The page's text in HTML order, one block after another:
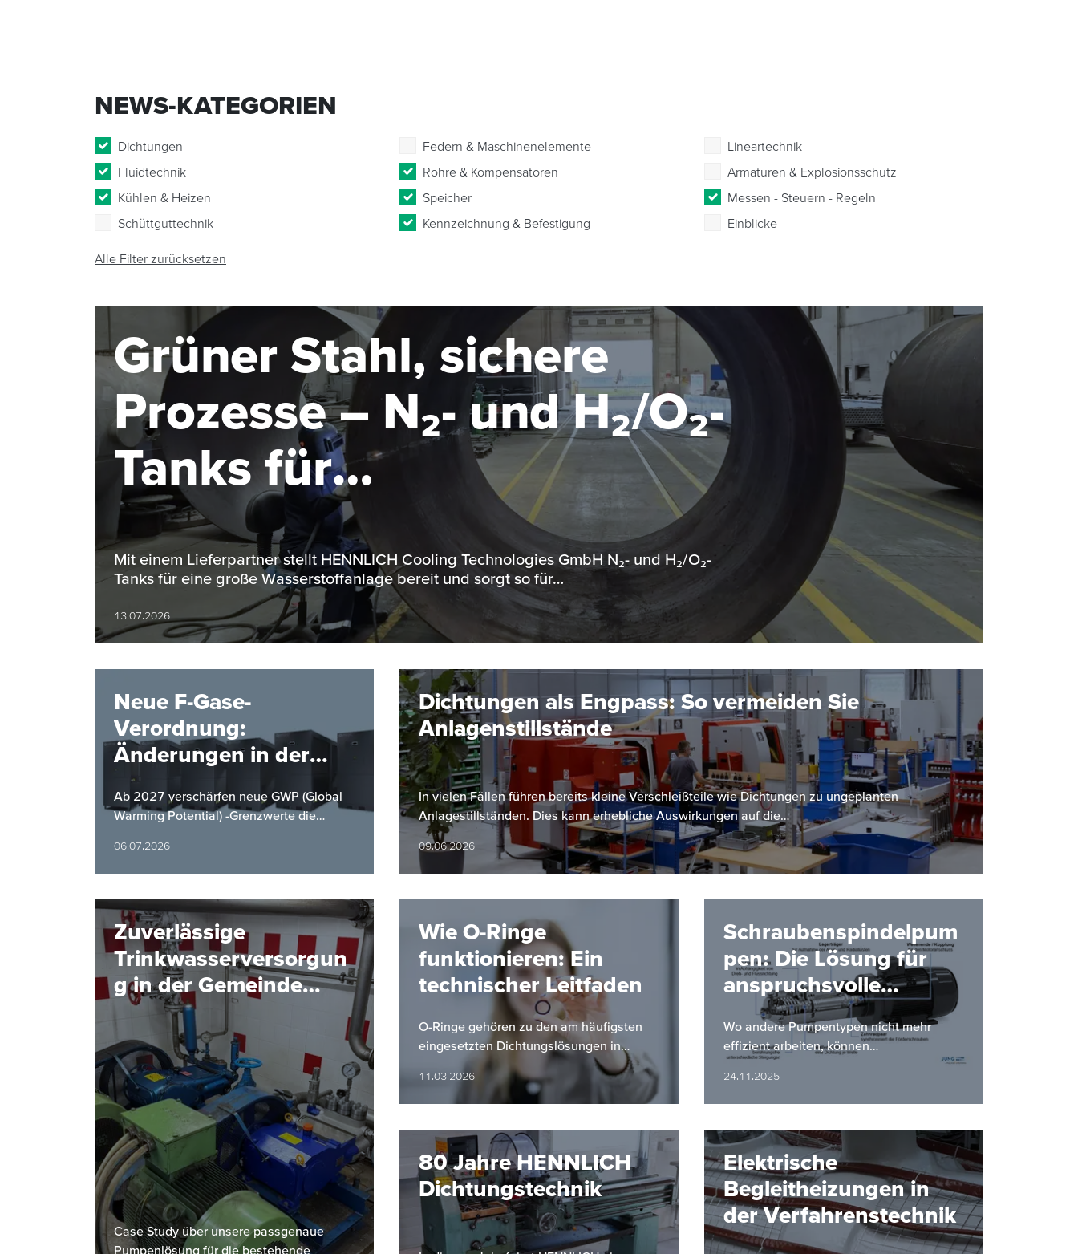
NEWS-KATEGORIEN
Dichtungen Federn & Maschinenelemente
Lineartechnik
Fluidtechnik
Rohre & Kompensatoren
Armaturen & Explosionsschutz
Kühlen & Heizen
Speicher
Messen - Steuern - Regeln
Schüttguttechnik
Kennzeichnung & Befestigung Einblicke
Alle Filter zurücksetzen
Grüner Stahl, sichere
Prozesse – N₂- und H₂/O₂-
Tanks für
Elektrolyseanlage im MW-
Bereich
Mit einem Lieferpartner stellt HENNLICH Cooling Technologies GmbH N₂- und H₂/O₂-
Tanks für eine große Wasserstoffanlage bereit und sorgt so für…
13.07.2026
Neue F-Gase-
Verordnung:
Änderungen in der
Kältemittelverordnung
ab 2027
Ab 2027 verschärfen neue GWP (Global
Warming Potential) -Grenzwerte die
HYFRA bietet mit einer neuen Baureihe
eine…
06.07.2026
Dichtungen als Engpass: So vermeiden Sie
Anlagenstillstände
In vielen Fällen führen bereits kleine Verschleißteile wie Dichtungen zu ungeplanten
Anlagestillständen. Dies kann erhebliche Auswirkungen auf die…
09.06.2026
Zuverlässige
Trinkwasserversorgun
g in der Gemeinde
Hinterstoder
Case Study über unsere passgenaue
Pumpenlösung für die bestehende
Wie O-Ringe
funktionieren: Ein
technischer Leitfaden
O-Ringe gehören zu den am häufigsten
eingesetzten Dichtungslösungen in
industriellen Anwendungen. Ihre einfache
Bauform, hohe Zuverlässigkeit und…
11.03.2026
Schraubenspindelpum
pen: Die Lösung für
anspruchsvolle
Förderaufgaben
Wo andere Pumpentypen nicht mehr
effizient arbeiten, können
Schraubenspindelpumpen Abhilfe
verschaffen.
24.11.2025
80 Jahre HENNLICH
Dichtungstechnik
Elektrische
Begleitheizungen in
der Verfahrenstechnik